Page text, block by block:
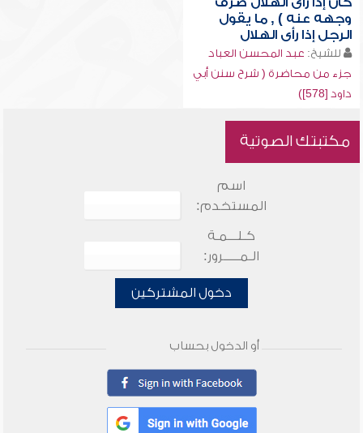
وجهه عنه ) , ما يقول
الرجل إذا رأى الهلال
للشيخ: عبد المحسن العباد
جزء من محاضرة ( شرح سنن أبي
داود [578])
مكتبتك الصوتية
اسم
المستخدم:
كـلـــمـة
الـمـــــرور:
دخول المشتركين
أو الدخول بحساب